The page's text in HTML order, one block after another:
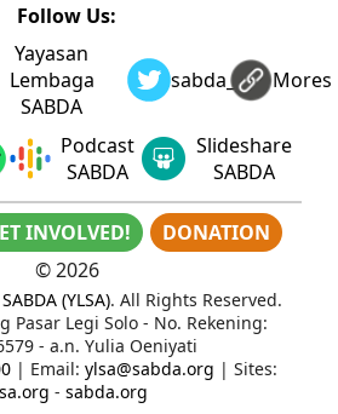
Follow Us:
Yayasan
Lembaga
SABDA
sabda_ylsaMores
Podcast
SABDA
Slideshare
SABDA
INVOLVED!
DONATION
©2026
(YLSA). All Rights Reserved.
Pasar Legi Solo - No. Rekening:
- a.n. Yulia Oeniyati
| Email: ylsa@sabda.org | Sites:
- sabda.org